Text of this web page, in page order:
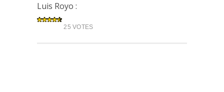
Luis Royo :
25 VOTES